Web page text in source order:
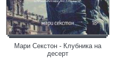
Мари Секстон - Клубника на
десерт